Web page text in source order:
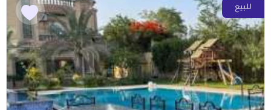
للبيع